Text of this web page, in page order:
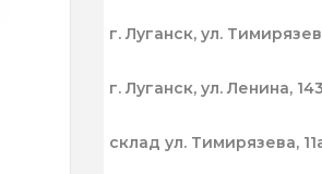
г. Луганск, ул.
г. Луганск, ул. Ленина, 143
склад ул. Тимирязева,